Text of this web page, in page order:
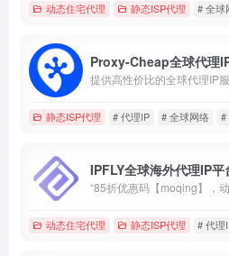
动态住宅代理 静态ISP代理 # 全球
Proxy-Cheap全球代理
静态ISP代理 # 代理IP # 全球网络 #
IPFLY全球海外代理IP平
动态住宅代理 静态ISP代理 # 代理